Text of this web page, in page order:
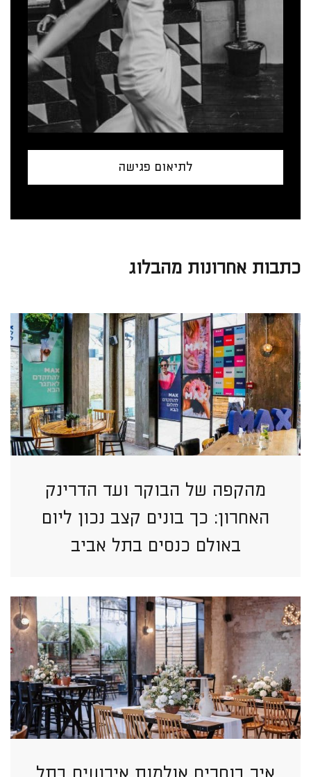
לתיאום פגישה
כתבות אחרונות מהבלוג
מהקפה של הבוקר ועד הדרינק
האחרון: כך בונים קצב נכון ליום
באולם כנסים בתל אביב
איך בוחרים אולמות אירועים בתל